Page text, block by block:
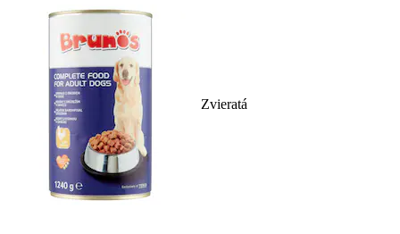
Zvieratá